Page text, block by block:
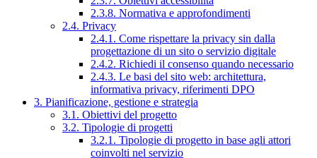
2.3.8. Normativa e approfondimenti
2.4. Privacy
2.4.1. Come rispettare la privacy sin dalla
progettazione di un sito o servizio digitale
2.4.2. Richiedi il consenso quando necessario
2.4.3. Le basi del sito web: architettura,
informativa privacy, riferimenti DPO
3. Pianificazione, gestione e strategia
3.1. Obiettivi del progetto
3.2. Tipologie di progetti
3.2.1. Tipologie di progetto in base agli attori
coinvolti nel servizio